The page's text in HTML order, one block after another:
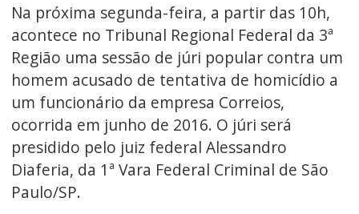
Na próxima segunda-feira, a partir das 10h,
acontece no Tribunal Regional Federal da 3ª
Região uma sessão de júri popular contra um
homem acusado de tentativa de homicídio a
um funcionário da empresa Correios,
ocorrida em junho de 2016. O júri será
presidido pelo juiz federal Alessandro
Diaferia, da 1ª Vara Federal Criminal de São
Paulo/SP.